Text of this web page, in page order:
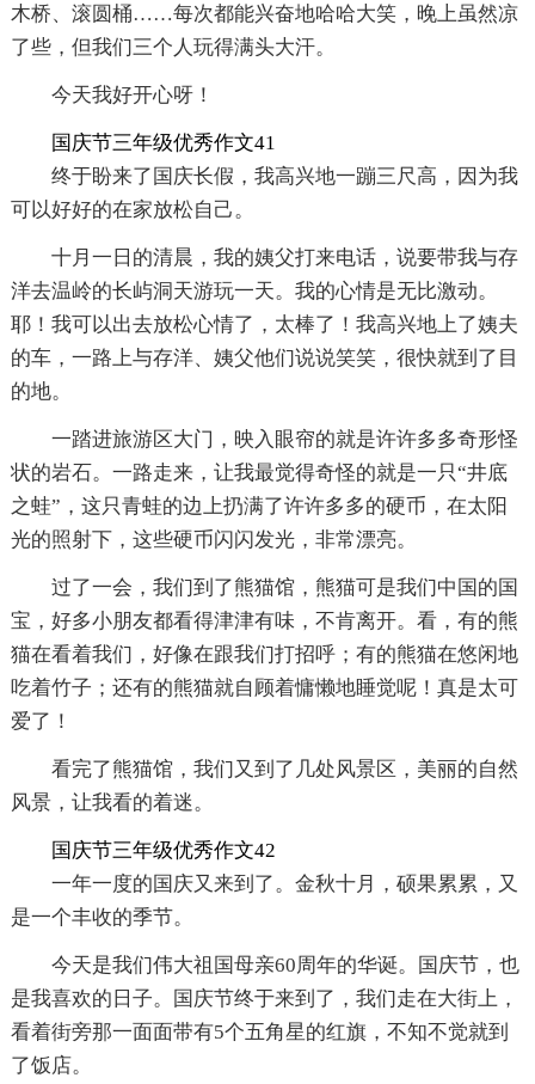
木桥、滚圆桶……每次都能兴奋地哈哈大笑，晚上虽然凉
了些，但我们三个人玩得满头大汗。
今天我好开心呀！
国庆节三年级优秀作文41
终于盼来了国庆长假，我高兴地一蹦三尺高，因为我
可以好好的在家放松自己。
十月一日的清晨，我的姨父打来电话，说要带我与存
洋去温岭的长屿洞天游玩一天。我的心情是无比激动。
耶！我可以出去放松心情了，太棒了！我高兴地上了姨夫
的车，一路上与存洋、姨父他们说说笑笑，很快就到了目
的地。
一踏进旅游区大门，映入眼帘的就是许许多多奇形怪
状的岩石。一路走来，让我最觉得奇怪的就是一只“井底
之蛙”，这只青蛙的边上扔满了许许多多的硬币，在太阳
光的照射下，这些硬币闪闪发光，非常漂亮。
过了一会，我们到了熊猫馆，熊猫可是我们中国的国
宝，好多小朋友都看得津津有味，不肯离开。看，有的熊
猫在看着我们，好像在跟我们打招呼；有的熊猫在悠闲地
吃着竹子；还有的熊猫就自顾着慵懒地睡觉呢！真是太可
爱了！
看完了熊猫馆，我们又到了几处风景区，美丽的自然
风景，让我看的着迷。
国庆节三年级优秀作文42
一年一度的国庆又来到了。金秋十月，硕果累累，又
是一个丰收的季节。
今天是我们伟大祖国母亲60周年的华诞。国庆节，也
是我喜欢的日子。国庆节终于来到了，我们走在大街上，
看着街旁那一面面带有5个五角星的红旗，不知不觉就到
了饭店。